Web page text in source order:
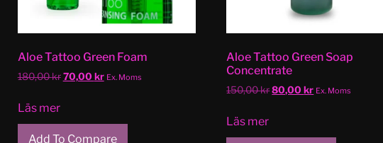
Aloe Tattoo Green Foam
180,00kr 70,00 kr Ex. Moms
Läs mer
Add To Compare
Aloe Tattoo Green Soap
Concentrate
150,00kr80,00kr Ex. Moms
Läs mer